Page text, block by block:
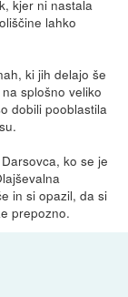
kjer ni nastala
lahko
ki jih delajo še
splošno veliko
dobili pooblastila
ko se je
in si opazil, da si
prepozno.